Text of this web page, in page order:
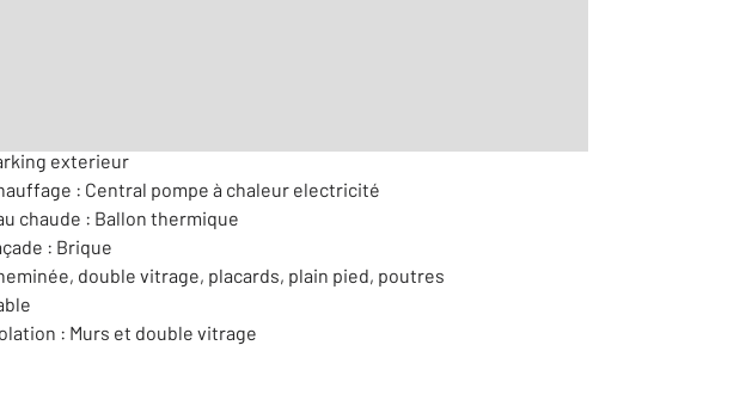
exterieur
: Central pompe à chaleur electricité
chaude : Ballon thermique
: Brique
double vitrage, placards, plain pied, poutres
: Murs et double vitrage